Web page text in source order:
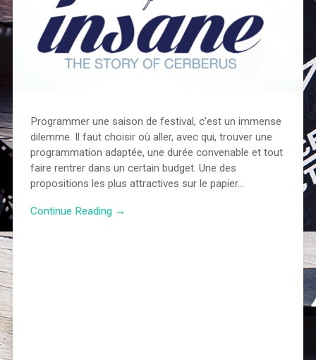
Programmer une saison de festival, c’est un immense
dilemme. Il faut choisir où aller, avec qui, trouver une
programmation adaptée, une durée convenable et tout
faire rentrer dans un certain budget. Une des
propositions les plus attractives sur le papier…
Continue Reading →